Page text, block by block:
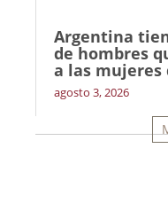
Argentina
de hombres
a las mujeres
agosto 3, 2026